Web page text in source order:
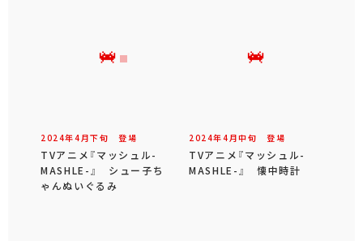
2024年4 月下旬 登場
TVアニメ『マッシュル-
MASHLE-』 シュー子ち
ゃんぬいぐるみ
2024年4 月中旬 登場
TVアニメ『マッシュル-
MASHLE-』 懐中時計